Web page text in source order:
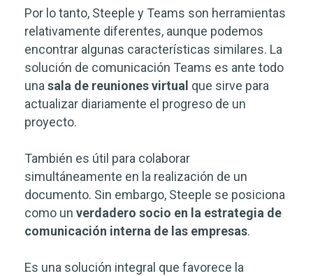
Por lo tanto, Steeple y Teams son herramientas
relativamente diferentes, aunque podemos
encontrar algunas características similares. La
solución de comunicación Teams es ante todo
una sala de reuniones virtual que sirve para
actualizar diariamente el progreso de un
proyecto.
También es útil para colaborar
simultáneamente en la realización de un
documento. Sin embargo, Steeple se posiciona
como un verdadero socio en la estrategia de
comunicación interna de las empresas.
Es una solución integral que favorece la